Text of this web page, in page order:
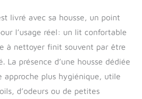
livré avec sa housse, un point
l’usage réel: un lit confortable
à nettoyer finit souvent par être
La présence d’une housse dédiée
approche plus hygiénique, utile
d’odeurs ou de petites